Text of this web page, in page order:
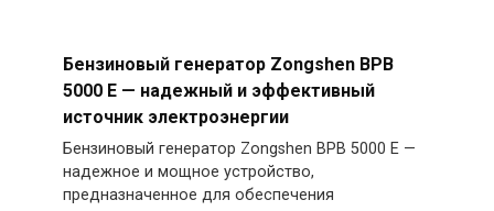
Бензиновый генератор Zongshen BPB
5000 E — надежный и эффективный
источник электроэнергии
Бензиновый генератор Zongshen BPB 5000 E —
надежное и мощное устройство,
предназначенное для обеспечения